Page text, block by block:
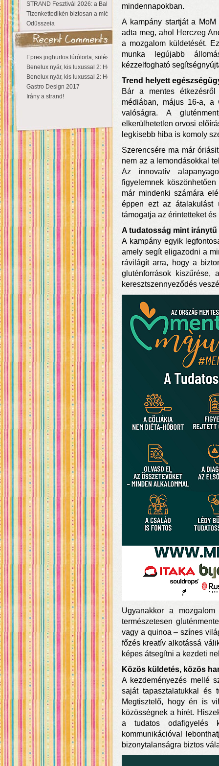
STRAND Fesztivál 2026: a Balaton partján a nyár még tart!
Tizenkettedikén biztosan a miénk a Sziget!
Odüsszeia
Epres joghurtos túrótorta, sütés nélkül
Benelux nyár, kis luxussal 2: Hollandia
Benelux nyár, kis luxussal 2: Hollandia
Gastro Design 2017
Irány a strand!
mindennapokban.
A kampány startját a MoM
adta meg, ahol Herczeg
a mozgalom küldetését.
munka legújabb
kézzelfogható
Trend helyett
Bár a mentes
médiában, május 16-a, a
valóságra. A
elkerülhetetlen orvosi
legkisebb hiba is komoly
Szerencsére ma már
nem az a lemondásokkal
Az innovatív
figyelemnek
már mindenki számára
éppen ezt az átalakulást
támogatja az érintetteket
A tudatosság mint iránytű
A kampány egyik
amely segít eligazodni a
rávilágít arra, hogy a
gluténforrások kiszűrése,
keresztszennyeződés
Ugyanakkor a
természetesen
vagy a quinoa – színes
főzés kreatív alkotássá
képes átsegítni a kezdeti
Közös küldetés, közös
A kezdeményezés mellé
saját tapasztalatukkal és
Megtisztelő, hogy én is
közösségnek a hírét.
a tudatos
kommunikációval
bizonytalanságra biztos